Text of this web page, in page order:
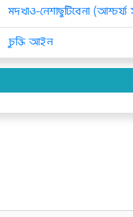
মদখাও-নেশাছুটিবেনা (আশ্চর্য্য
চুক্তি আইন